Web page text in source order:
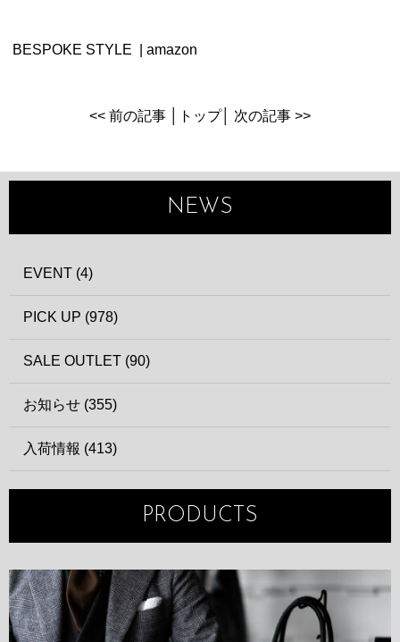
BESPOKE STYLE | amazon
<< 前の記事 トップ│ 次の記事 >>
NEWS
EVENT (4)
PICK UP (978)
SALE OUTLET (90)
お知らせ (355)
入荷情報 (413)
PRODUCTS